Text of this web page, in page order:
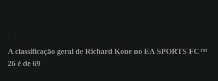
A classificação geral de Richard Kone no EA SPORTS FC™
26 é de 69